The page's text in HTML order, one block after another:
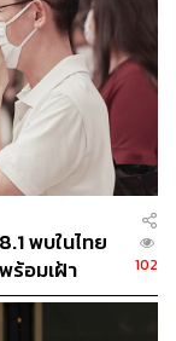
พบในไทย
ร้อมเฝ้า
102